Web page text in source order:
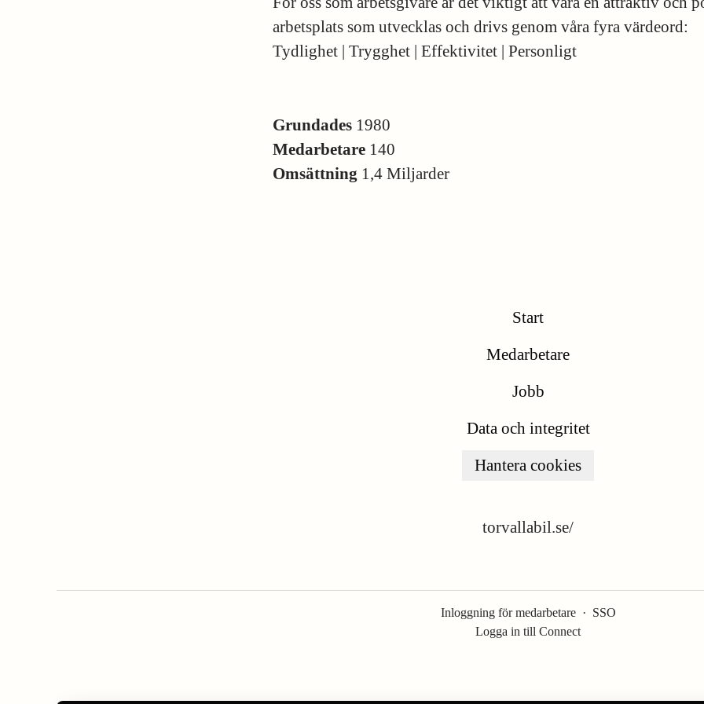
arbetsplats som utvecklas och drivs genom våra fyra värdeord:
Tydlighet | Trygghet | Effektivitet | Personligt
Grundades 1980
Medarbetare 140
Omsättning 1,4 Miljarder
Start
Medarbetare
Jobb
Data och integritet
Hantera cookies
torvallabil.se/
Inloggning för medarbetare · SSO
Logga in till Connect